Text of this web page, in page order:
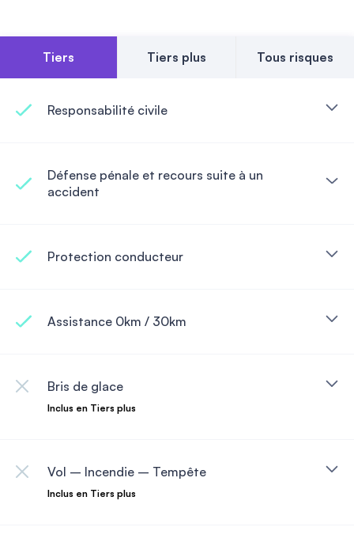
Tiers Tiers plus Tous risques
Responsabilité civile
Défense pénale et recours suite à un
accident
Protection conducteur
Assistance 0km / 30km
Bris de glace
Inclus en Tiers plus
Vol – Incendie – Tempête
Inclus en Tiers plus